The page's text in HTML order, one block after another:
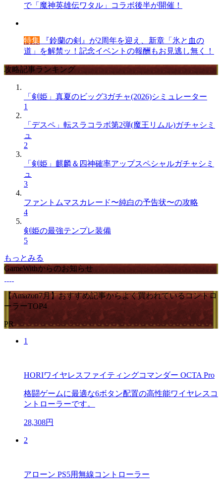
で「魔神英雄伝ワタル」コラボ後半が開催！
特集 『鈴蘭の剣』が2周年を迎え、新章「氷と血の
道」を解禁ッ！記念イベントの報酬もお見逃し無く！
攻略記事ランキング
「剣姫」真夏のビッグ3ガチャ(2026)シミュレーター
1
「デスペ」転スラコラボ第2弾(魔王リムル)ガチャシミ
ュ
2
「剣姫」麒麟＆四神確率アップスペシャルガチャシミ
ュ
3
ファントムマスカレード〜純白の予告状〜の攻略
4
剣姫の最強テンプレ装備
5
もっとみる
GameWithからのお知らせ
【Amazon7月】おすすめ記事からよく買われているコントロ
ーラーTOP4
PR
1
HORIワイヤレスファイティングコマンダー OCTA Pro
格闘ゲームに最適な6ボタン配置の高性能ワイヤレスコ
ントローラーです。
28,308円
2
アローン PS5用無線コントローラー